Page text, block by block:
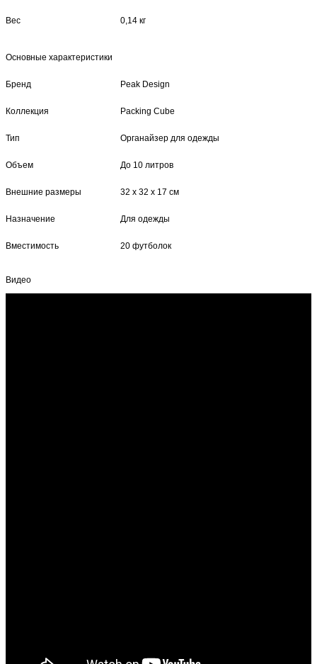
Вес 0,14 кг
Основные характеристики
Бренд Peak Design
Коллекция Packing Cube
Тип Органайзер для одежды
Объем До 10 литров
Внешние размеры 32 x 32 x 17 см
Назначение Для одежды
Вместимость 20 футболок
Видео